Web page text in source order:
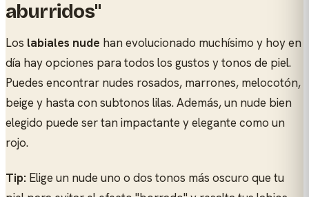
aburridos"
Los labiales nude han evolucionado muchísimo y hoy en
día hay opciones para todos los gustos y tonos de piel.
Puedes encontrar nudes rosados, marrones, melocotón,
beige y hasta con subtonos lilas. Además, un nude bien
elegido puede ser tan impactante y elegante como un
rojo.
Tip: Elige un nude uno o dos tonos más oscuro que tu